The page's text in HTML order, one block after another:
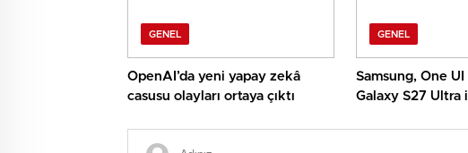
GENEL
OpenAI’da yeni yapay zekâ
casusu olayları ortaya çıktı
GENEL
Samsung, One
Galaxy S27 Ultra